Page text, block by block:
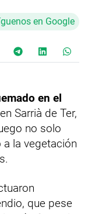
en Google
en el
Sarrià de Ter,
no solo
la vegetación
que pese